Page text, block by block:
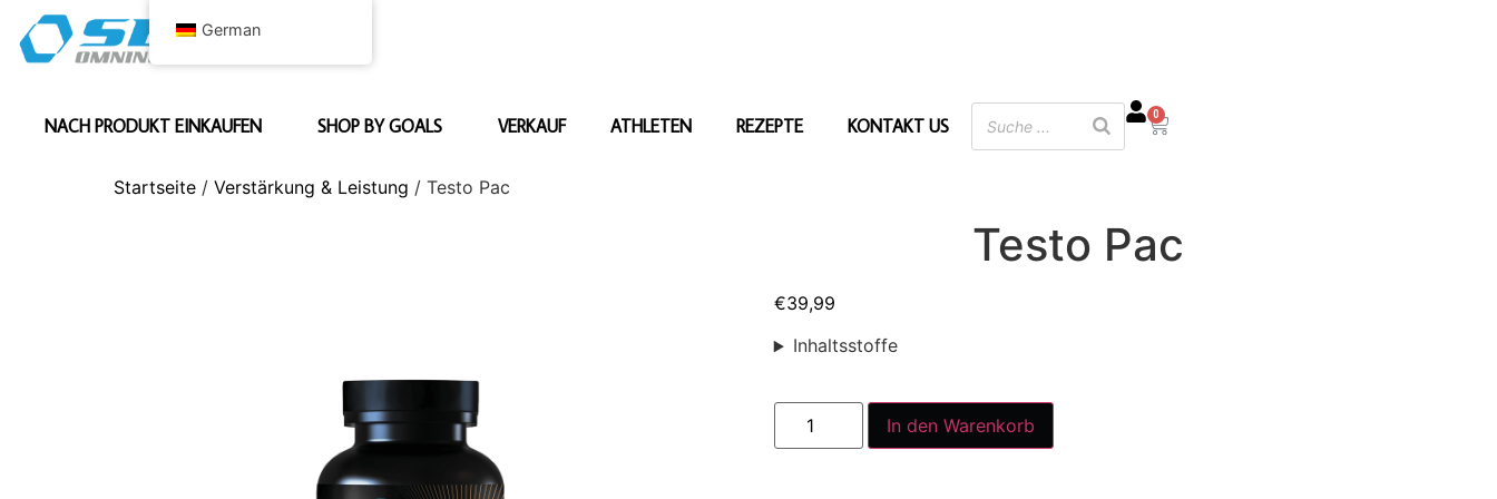
NACH PRODUKT EINKAUFEN SHOP BY GOALS VERKAUF ATHLETEN REZEPTE KONTAKT US
0
Startseite / Verstärkung & Leistung / Testo Pac
Testo Pac
€39,99
Inhaltsstoffe
In den Warenkorb
German